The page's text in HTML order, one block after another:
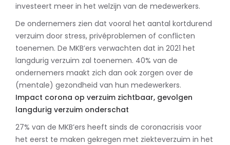
investeert meer in het welzijn van de medewerkers.
De ondernemers zien dat vooral het aantal kortdurend
verzuim door stress, privéproblemen of conflicten
toenemen. De MKB’ers verwachten dat in 2021 het
langdurig verzuim zal toenemen. 40% van de
ondernemers maakt zich dan ook zorgen over de
(mentale) gezondheid van hun medewerkers.
Impact corona op verzuim zichtbaar, gevolgen
langdurig verzuim onderschat
27% van de MKB’ers heeft sinds de coronacrisis voor
het eerst te maken gekregen met ziekteverzuim in het